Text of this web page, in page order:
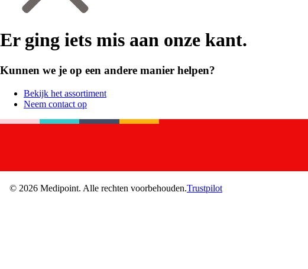
Er ging iets mis aan onze kant.
Kunnen we je op een andere manier helpen?
Bekijk het assortiment
Neem contact op
© 2026 Medipoint. Alle rechten voorbehouden.Trustpilot